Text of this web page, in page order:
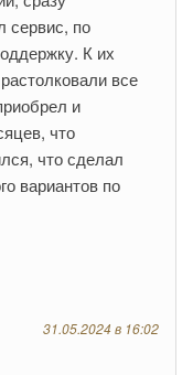
сервис, по
К их
все
и
что
что сделал
вариантов по
31.05.2024 в 16:02